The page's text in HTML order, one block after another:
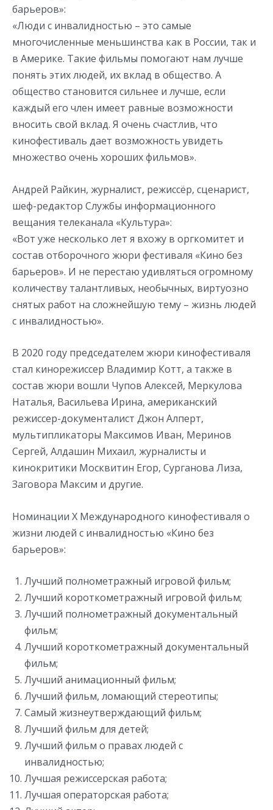
барьеров»:
«Люди с инвалидностью – это самые
многочисленные меньшинства как в России, так и
в Америке. Такие фильмы помогают нам лучше
понять этих людей, их вклад в общество. А
общество становится сильнее и лучше, если
каждый его член имеет равные возможности
вносить свой вклад. Я очень счастлив, что
кинофестиваль дает возможность увидеть
множество очень хороших фильмов».
Андрей Райкин, журналист, режиссёр, сценарист,
шеф-редактор Службы информационного
вещания телеканала «Культура»:
«Вот уже несколько лет я вхожу в оргкомитет и
состав отборочного жюри фестиваля «Кино без
барьеров». И не перестаю удивляться огромному
количеству талантливых, необычных, виртуозно
снятых работ на сложнейшую тему – жизнь людей
с инвалидностью».
В 2020 году председателем жюри кинофестиваля
стал кинорежиссер Владимир Котт, а также в
состав жюри вошли Чупов Алексей, Меркулова
Наталья, Васильева Ирина, американский
режиссер-документалист Джон Алперт,
мультипликаторы Максимов Иван, Меринов
Сергей, Алдашин Михаил, журналисты и
кинокритики Москвитин Егор, Сурганова Лиза,
Заговора Максим и другие.
Номинации X Международного кинофестиваля о
жизни людей с инвалидностью «Кино без
барьеров»:
Лучший полнометражный игровой фильм;
Лучший короткометражный игровой фильм;
Лучший полнометражный документальный
фильм;
Лучший короткометражный документальный
фильм;
Лучший анимационный фильм;
Лучший фильм, ломающий стереотипы;
Самый жизнеутверждающий фильм;
Лучший фильм для детей;
Лучший фильм о правах людей с
инвалидностью;
Лучшая режиссерская работа;
Лучшая операторская работа;